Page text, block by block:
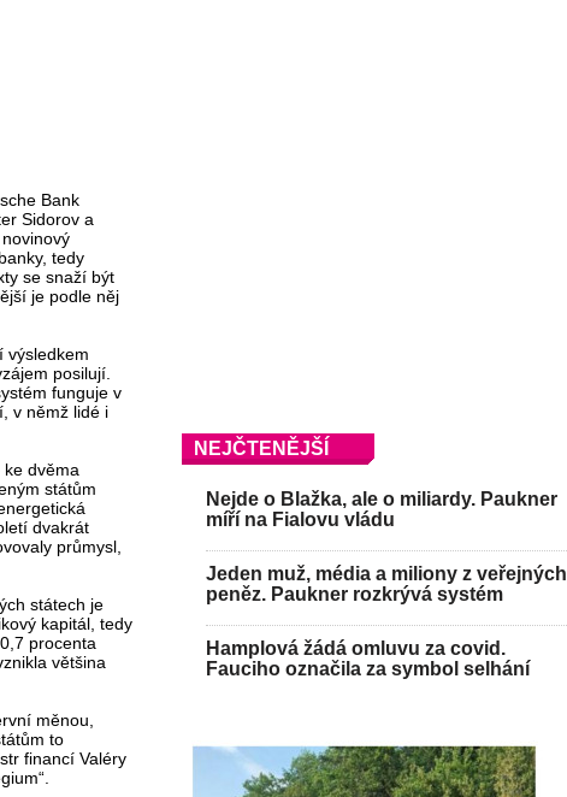
Bank
Sidorov a
tedy
se snaží být
je podle něj
výsledkem
posilují.
funguje v
v němž lidé i
dvěma
státům
dvakrát
průmysl,
státech je
kapitál, tedy
procenta
většina
měnou,
to
financí Valéry
NEJČTENĚJŠÍ
Nejde o Blažka, ale o miliardy. Paukner
míří na Fialovu vládu
Jeden muž, média a miliony z veřejných
peněz. Paukner rozkrývá systém
Hamplová žádá omluvu za covid.
Fauciho označila za symbol selhání